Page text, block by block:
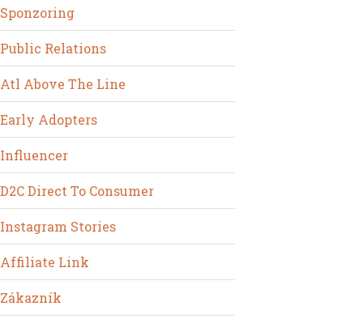
Sponzoring
Public Relations
Atl Above The Line
Early Adopters
Influencer
D2C Direct To Consumer
Instagram Stories
Affiliate Link
Zákazník